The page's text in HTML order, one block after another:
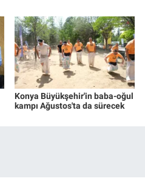
Konya Büyükşehir'in baba-oğul
kampı Ağustos'ta da sürecek